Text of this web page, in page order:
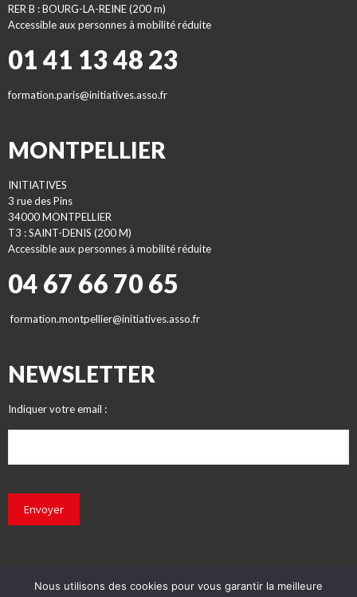
RER B : BOURG-LA-REINE (200 m)
Accessible aux personnes à mobilité réduite
01 41 13 48 23
formation.paris@initiatives.asso.fr
MONTPELLIER
INITIATIVES
3 rue des Pins
34000 MONTPELLIER
T3 : SAINT-DENIS (200 M)
Accessible aux personnes à mobilité réduite
04 67 66 70 65
formation.montpellier@initiatives.asso.fr
NEWSLETTER
Indiquer votre email :
Envoyer
Nous utilisons des cookies pour vous garantir la meilleure